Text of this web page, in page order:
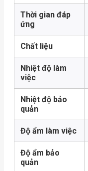
Thời gian đáp
ứng
Chất liệu
Nhiệt độ làm
việc
Nhiệt độ bảo
quản
Độ ẩm làm việc
Độ ẩm bảo
quản